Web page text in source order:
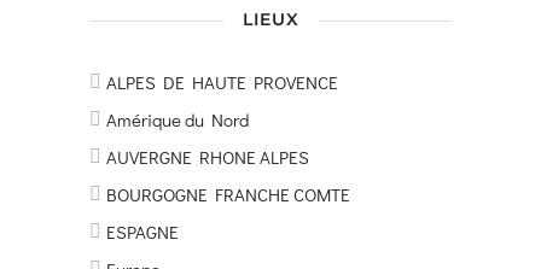
LIEUX
ALPES DE HAUTE PROVENCE
Amérique du Nord
AUVERGNE RHONE ALPES
BOURGOGNE FRANCHE COMTE
ESPAGNE